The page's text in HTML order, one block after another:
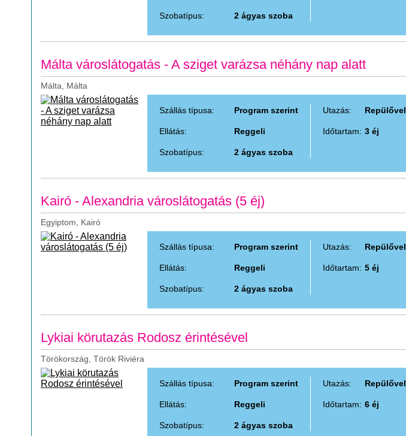
Szobatípus: 2 ágyas szoba
Málta városlátogatás - A sziget varázsa néhány nap alatt
Málta, Málta
Szállás típusa: Program szerint
Ellátás: Reggeli
Szobatípus: 2 ágyas szoba
Utazás: Repülővel
Időtartam: 3 éj
Kairó - Alexandria városlátogatás (5 éj)
Egyiptom, Kairó
Szállás típusa: Program szerint
Ellátás: Reggeli
Szobatípus: 2 ágyas szoba
Utazás: Repülővel
Időtartam: 5 éj
Lykiai körutazás Rodosz érintésével
Törökország, Török Riviéra
Szállás típusa: Program szerint
Ellátás: Reggeli
Szobatípus: 2 ágyas szoba
Utazás: Repülővel
Időtartam: 6 éj